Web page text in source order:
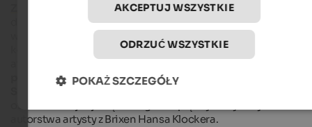
góruje nad spokojną wioską i można go zobaczyć
daleka, choć nie jest otwarty na wycieczki. Z jednym
wyjątkiem: raz w lecie zespół muzyczny z Montagna daje
koncert na dziedzińcu zamku. Wspaniały zamek nie jest
atrakcją w okolicy: ruinyCastelfeder, majestatyczny
parafialny Montagna z XII-wieczną dzwonnicą i
autorstwa artysty z Brixen Hansa Klockera.
AKCEPTUJ WSZYSTKIE
ODRZUĆ WSZYSTKIE
POKAŻ SZCZEGÓŁY